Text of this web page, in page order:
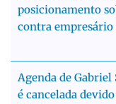
posicionamento
contra
Agenda de
é cancelada